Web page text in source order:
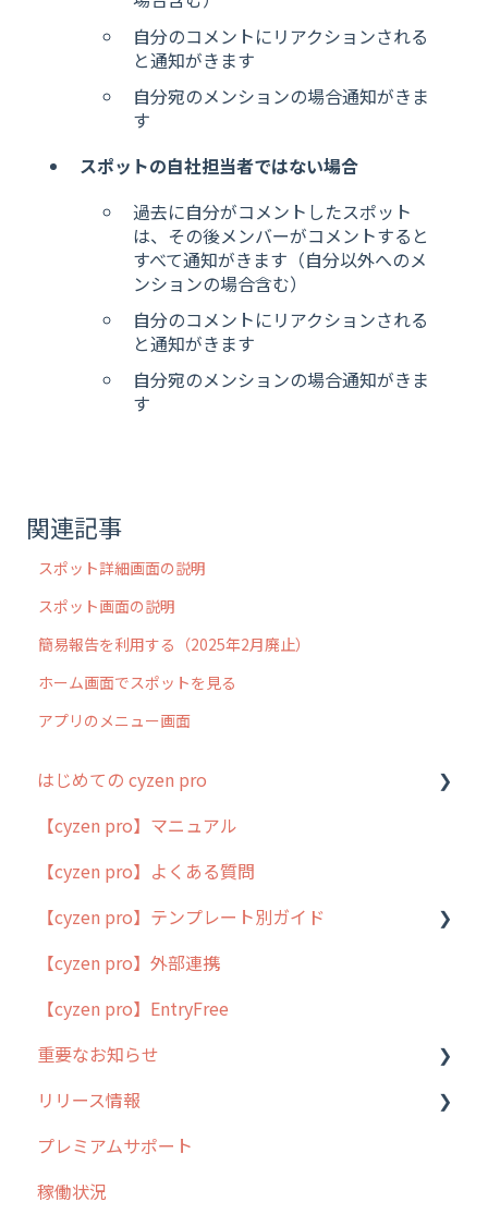
自分のコメントにリアクションされる
と通知がきます
自分宛のメンションの場合通知がきま
す
スポットの自社担当者ではない場合
過去に自分がコメントしたスポット
は、その後メンバーがコメントすると
すべて通知がきます（自分以外へのメ
ンションの場合含む）
自分のコメントにリアクションされる
と通知がきます
自分宛のメンションの場合通知がきま
す
関連記事
スポット詳細画面の説明
スポット画面の説明
簡易報告を利用する（2025年2月廃止）
ホーム画面でスポットを見る
アプリのメニュー画面
はじめての cyzen pro
cyzen pro とは？
簡易マニュアル
cyzen proの位置情報取得について
用語集
よくある質問
【cyzen pro】マニュアル
【cyzen pro】よくある質問
【cyzen pro】テンプレート別ガイド
ポスティング
ラウンダー
メンテナンス
外廻り営業
清掃
不動産
【cyzen pro】外部連携
【cyzen pro】EntryFree
重要なお知らせ
過去の重要なお知らせ
障害情報
リリース情報
リリース
2026年のリリース情報
プレミアムサポート
稼働状況